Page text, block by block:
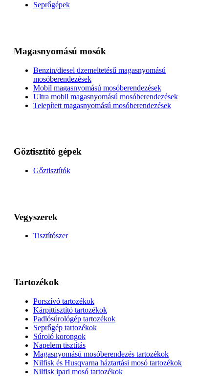
Seprőgépek
Magasnyomású mosók
Benzin/diesel üzemeltetésű magasnyomású
mosóberendezések
Mobil magasnyomású mosóberendezések
Ultra mobil magasnyomású mosóberendezések
Telepített magasnyomású mosóberendezések
Gőztisztító gépek
Gőztisztítók
Vegyszerek
Tisztítószer
Tartozékok
Porszívó tartozékok
Kárpittisztító tartozékok
Padlósúrológép tartozékok
Seprőgép tartozékok
Súroló korongok
Napelem tisztítás
Magasnyomású mosóberendezés tartozékok
Nilfisk és Husqvarna háztartási mosó tartozékok
Nilfisk ipari mosó tartozékok